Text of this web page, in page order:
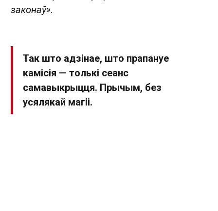
законаў».
Так што адзінае, што прапануе
камісія — толькі сеанс
самавыкрыцця. Прычым, без
усялякай магіі.